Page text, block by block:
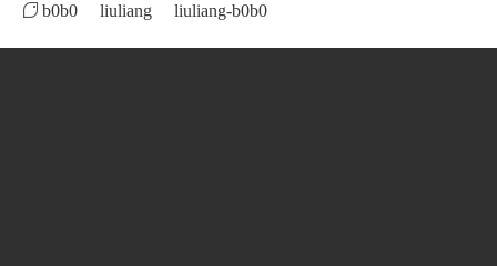
b0b0 liuliang liuliang-b0b0